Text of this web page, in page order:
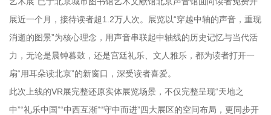
展近一个月，接待读者超1.2万人次。展览以“穿越中轴的声音，重现
消逝的图景”为核心理念，用声音串联起中轴线的历史记忆与当代活
力，无论是晨钟暮鼓，还是宫廷礼乐、文人雅乐，都为读者打开一
扇“用耳朵读北京”的新窗口，深受读者喜爱。
此次上线的VR展完整还原实体展览场景，不仅完整呈现“天地之
中”“礼乐中国”“中西互渐”“守中而进”四大展区的空间布局，更同步开